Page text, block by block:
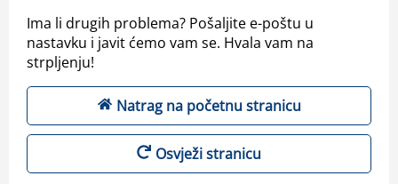
Ima li drugih problema? Pošaljite e-poštu u
nastavku i javit ćemo vam se. Hvala vam na
strpljenju!
Natrag na početnu stranicu
Osvježi stranicu